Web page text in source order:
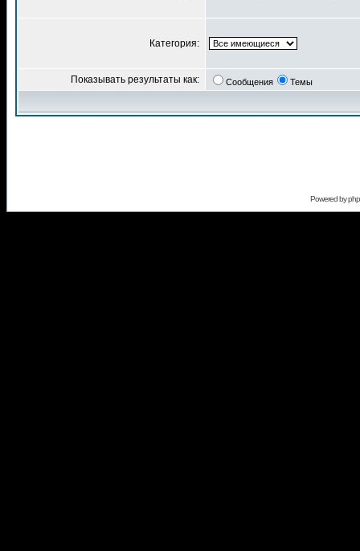
Категория:
Показывать результаты как: Сообщения Темы
Powered by